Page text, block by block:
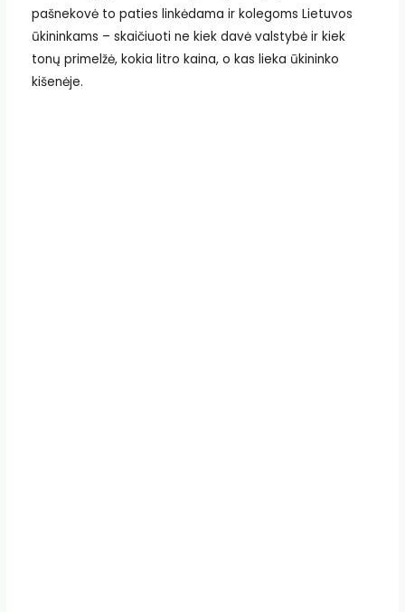
pašnekovė to paties linkėdama ir kolegoms Lietuvos
ūkininkams – skaičiuoti ne kiek davė valstybė ir kiek
tonų primelžė, kokia litro kaina, o kas lieka ūkininko
kišenėje.